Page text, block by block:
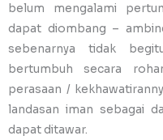
belum mengalami
dapat diombang –
sebenarnya tidak
bertumbuh secara
perasaan /
landasan iman sebagai
dapat ditawar.